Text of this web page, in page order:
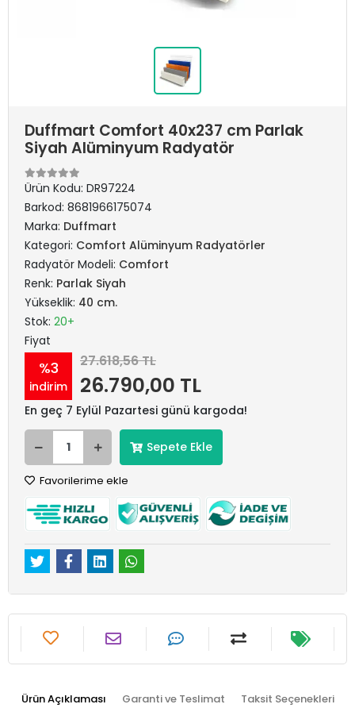
Duffmart Comfort 40x237 cm Parlak
Siyah Alüminyum Radyatör
Ürün Kodu: DR97224
Barkod: 8681966175074
Marka: Duffmart
Kategori: Comfort Alüminyum Radyatörler
Radyatör Modeli: Comfort
Renk: Parlak Siyah
Yükseklik: 40 cm.
Stok: 20+
Fiyat
%3
indirim
27.618,56 TL
26.790,00 TL
En geç 7 Eylül Pazartesi günü kargoda!
Sepete Ekle
Favorilerime ekle
Ürün Açıklaması Garanti ve Teslimat Taksit Seçenekleri